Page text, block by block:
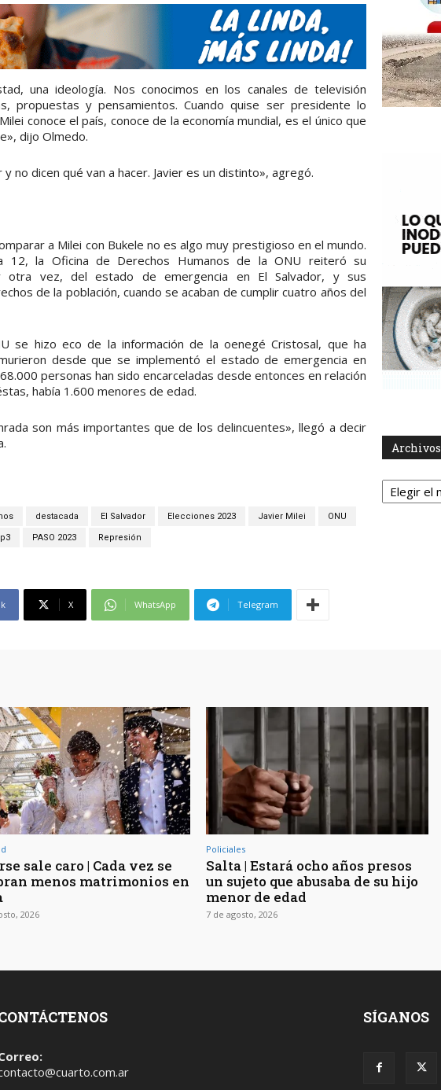
una ideología. Nos conocimos en los canales de televisión
propuestas y pensamientos. Cuando quise ser presidente lo
conoce el país, conoce de la economía mundial, es el único que
dijo Olmedo.
no dicen qué van a hacer. Javier es un distinto», agregó.
a Milei con Bukele no es algo muy prestigioso en el mundo.
12, la Oficina de Derechos Humanos de la ONU reiteró su
otra vez, del estado de emergencia en El Salvador, y sus
de la población, cuando se acaban de cumplir cuatro años del
se hizo eco de la información de la oenegé Cristosal, que ha
desde que se implementó el estado de emergencia en
personas han sido encarceladas desde entonces en relación
había 1.600 menores de edad.
son más importantes que de los delincuentes», llegó a decir
destacada El Salvador Elecciones 2023 Javier Milei ONU
p3 PASO 2023 Represión
X WhatsApp Telegram
Archivos
Archivos
sale caro | Cada vez se
menos matrimonios en
2026
Policiales
Salta | Estará ocho años presos
un sujeto que abusaba de su hijo
menor de edad
7 de agosto, 2026
SÍGANOS